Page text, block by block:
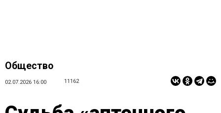
Общество
02.07.2026 16:00 11162